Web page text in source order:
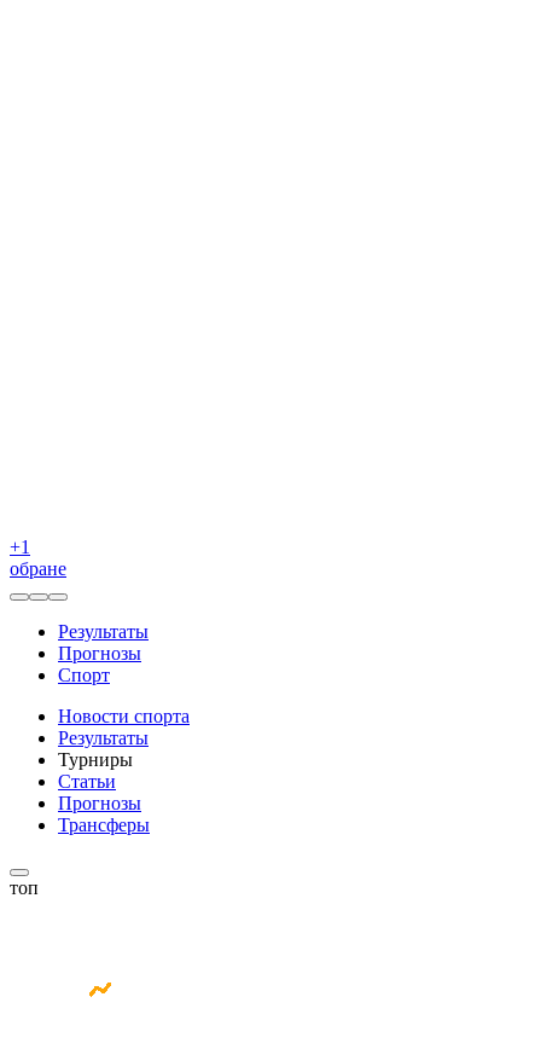
+1
обране
Результаты
Прогнозы
Спорт
Новости спорта
Результаты
Турниры
Статьи
Прогнозы
Трансферы
топ